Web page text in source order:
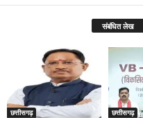
संबंधित लेख
छत्तीसगढ़ छत्तीसगढ़